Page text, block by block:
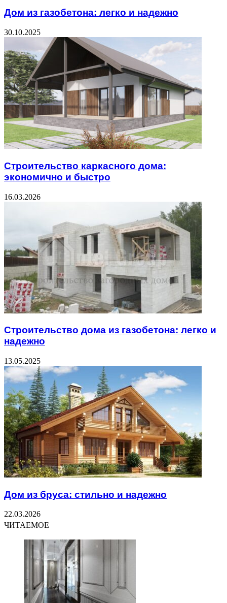
Дом из газобетона: легко и надежно
30.10.2025
Строительство каркасного дома:
экономично и быстро
16.03.2026
Строительство дома из газобетона: легко и
надежно
13.05.2025
Дом из бруса: стильно и надежно
22.03.2026
ЧИТАЕМОЕ